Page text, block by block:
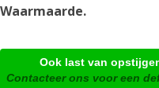
Waarmaarde.
Ook last van
Contacteer ons voor een